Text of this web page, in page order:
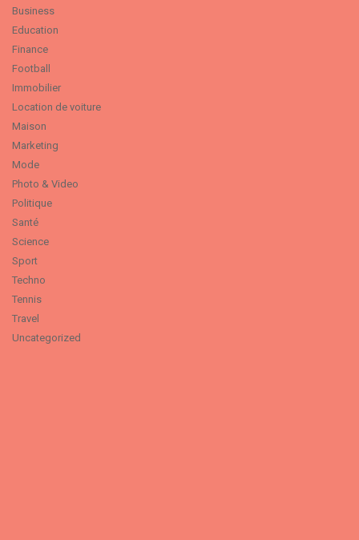
Business
Education
Finance
Football
Immobilier
Location de voiture
Maison
Marketing
Mode
Photo & Video
Politique
Santé
Science
Sport
Techno
Tennis
Travel
Uncategorized